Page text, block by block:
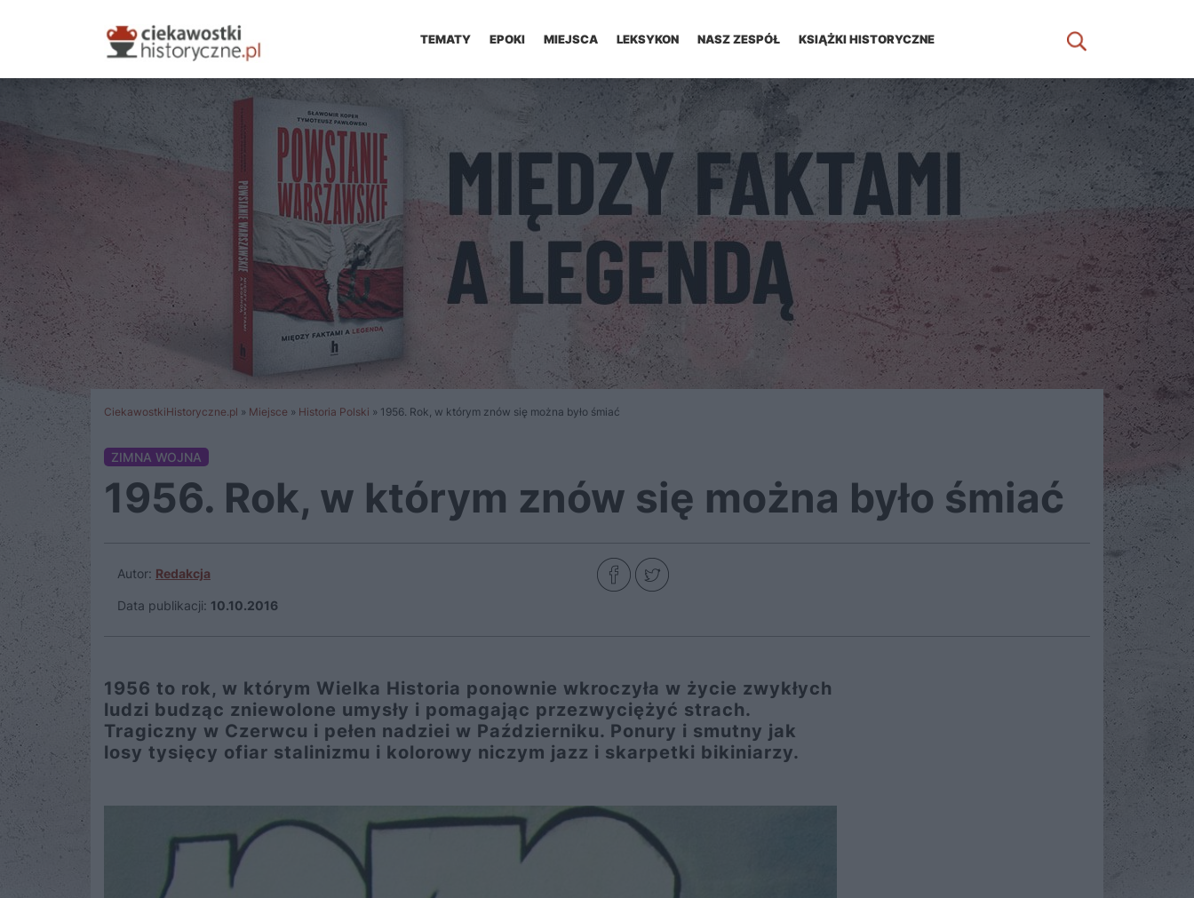
TEMATY EPOKI MIEJSCA LEKSYKON NASZ ZESPÓŁ KSIĄŻKI HISTORYCZNE
CiekawostkiHistoryczne.pl » Miejsce » Historia Polski » 1956. Rok, w którym znów się można było śmiać
ZIMNA WOJNA
1956. Rok, w którym znów się można było śmiać
Autor: Redakcja
Data publikacji: 10.10.2016
1956 to rok, w którym Wielka Historia ponownie wkroczyła w życie zwykłych
ludzi budząc zniewolone umysły i pomagając przezwyciężyć strach.
Tragiczny w Czerwcu i pełen nadziei w Październiku. Ponury i smutny jak
losy tysięcy ofiar stalinizmu i kolorowy niczym jazz i skarpetki bikiniarzy.